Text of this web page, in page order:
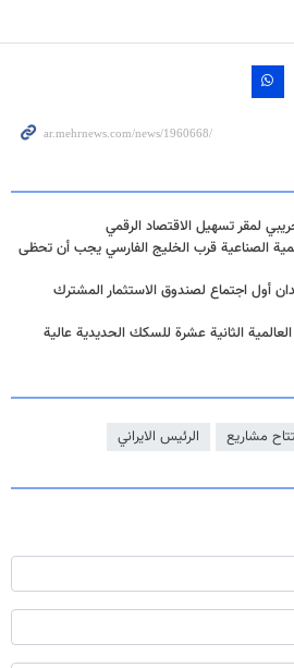
لمقر تسهيل الاقتصاد الرقمي
الصناعية قرب الخليج الفارسي يجب أن تحظى
أول اجتماع لصندوق الاستثمار المشترك
الثانية عشرة للسكك الحديدية عالية
مشاريع الرئيس الايراني